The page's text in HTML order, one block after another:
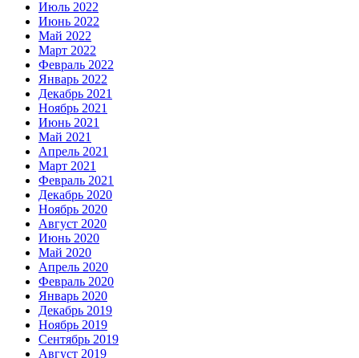
Июль 2022
Июнь 2022
Май 2022
Март 2022
Февраль 2022
Январь 2022
Декабрь 2021
Ноябрь 2021
Июнь 2021
Май 2021
Апрель 2021
Март 2021
Февраль 2021
Декабрь 2020
Ноябрь 2020
Август 2020
Июнь 2020
Май 2020
Апрель 2020
Февраль 2020
Январь 2020
Декабрь 2019
Ноябрь 2019
Сентябрь 2019
Август 2019